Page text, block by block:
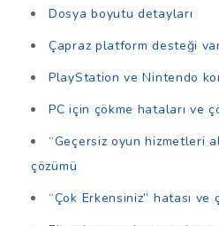
Dosya boyutu detayları
Çapraz platform desteği var
PlayStation ve Nintendo
PC için çökme hataları ve
“Geçersiz oyun hizmetleri
çözümü
“Çok Erkensiniz” hatası ve